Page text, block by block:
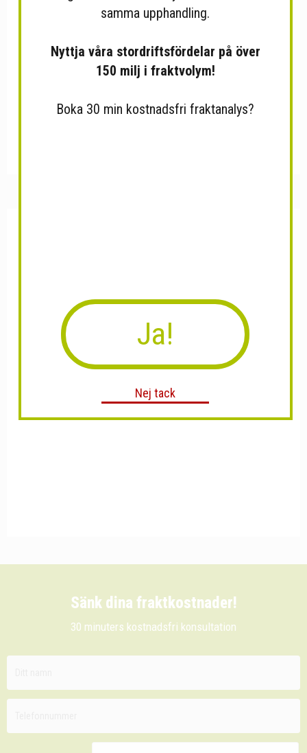
Sänk dina fraktkostnader!
30 minuters kostnadsfri konsultation
samma upphandling.
Nyttja våra stordriftsfördelar på över
150 milj i fraktvolym!
Boka 30 min kostnadsfri fraktanalys?
Ja!
Nej tack